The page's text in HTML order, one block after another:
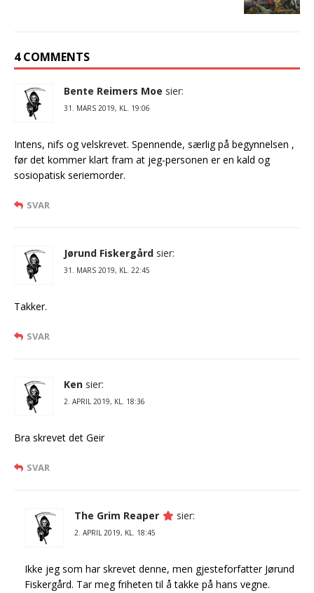
4 COMMENTS
Bente Reimers Moe sier:
31. MARS 2019, KL. 19:06
Intens, nifs og velskrevet. Spennende, særlig på begynnelsen ,
før det kommer klart fram at jeg-personen er en kald og
sosiopatisk seriemorder.
SVAR
Jørund Fiskergård sier:
31. MARS 2019, KL. 22:45
Takker.
SVAR
Ken sier:
2. APRIL 2019, KL. 18:36
Bra skrevet det Geir
SVAR
The Grim Reaper sier:
2. APRIL 2019, KL. 18:45
Ikke jeg som har skrevet denne, men gjesteforfatter Jørund
Fiskergård. Tar meg friheten til å takke på hans vegne.